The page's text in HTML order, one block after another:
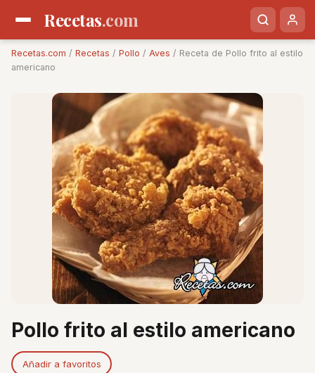
Recetas.com
Recetas.com / Recetas / Pollo / Aves / Receta de Pollo frito al estilo
americano
Pollo frito al estilo americano
Añadir a favoritos